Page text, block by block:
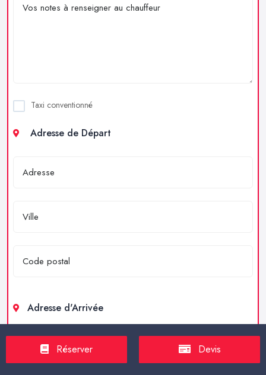
Taxi conventionné
Adresse de Départ
Adresse d'Arrivée
Réserver Devis